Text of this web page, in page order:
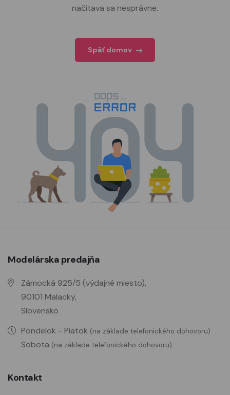
načítava sa nesprávne.
Späť domov
Modelárska predajňa
Zámocká 925/5 (výdajné miesto),
90101 Malacky,
Slovensko
Pondelok - Piatok (na základe telefonického dohovoru)
Sobota (na základe telefonického dohovoru)
Kontakt